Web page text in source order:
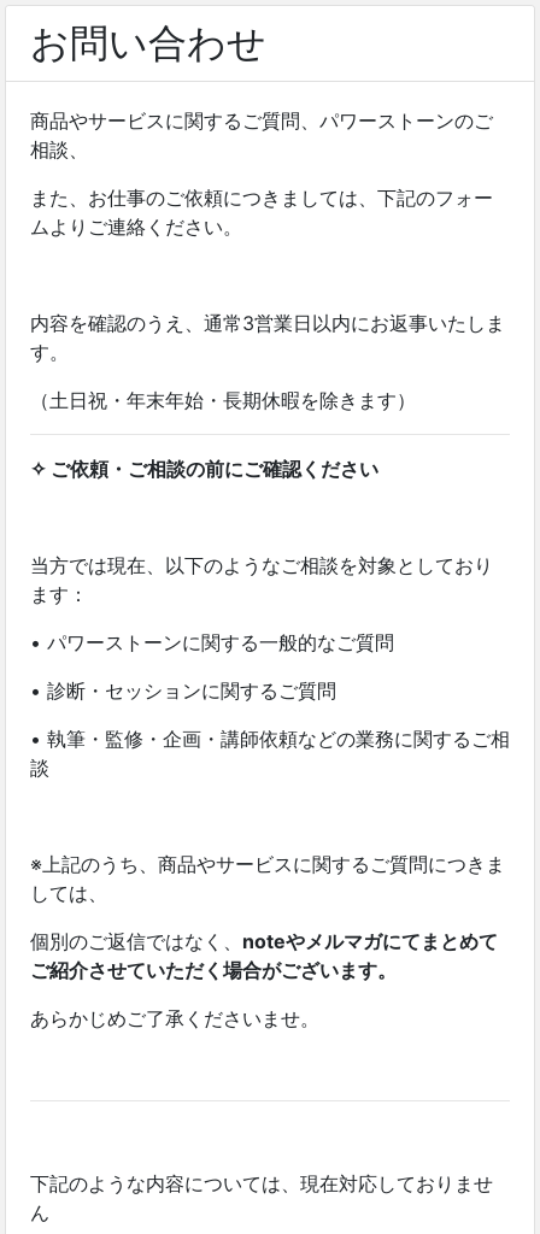
お問い合わせ
商品やサービスに関するご質問、パワーストーンのご
相談、
また、お仕事のご依頼につきましては、下記のフォー
ムよりご連絡ください。
内容を確認のうえ、通常3営業日以内にお返事いたしま
す。
（土日祝・年末年始・長期休暇を除きます）
✧ ご依頼・ご相談の前にご確認ください
当方では現在、以下のようなご相談を対象としており
ます：
• パワーストーンに関する一般的なご質問
• 診断・セッションに関するご質問
• 執筆・監修・企画・講師依頼などの業務に関するご相
談
※上記のうち、商品やサービスに関するご質問につきま
しては、
個別のご返信ではなく、 noteやメルマガにてまとめて
ご紹介させていただく場合がございます。
あらかじめご了承くださいませ。
下記のような内容については、現在対応しておりませ
ん